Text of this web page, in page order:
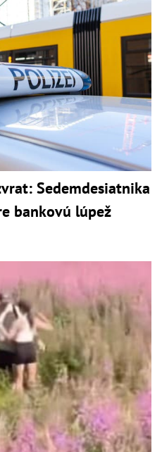
Sedemdesiatnika
bankovú lúpež